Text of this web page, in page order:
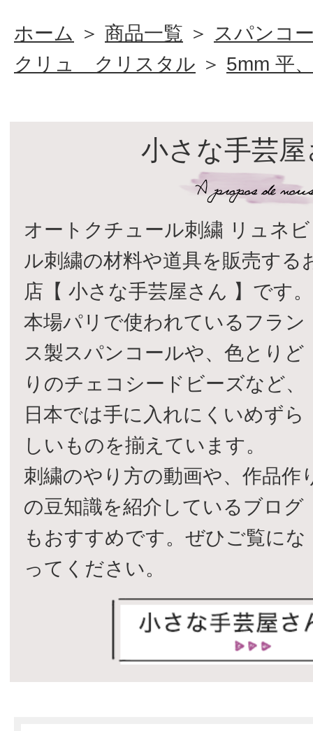
ホーム ＞ 商品一覧 ＞ スパンコ
クリュ クリスタル ＞ 5mm 平
小さな手芸
オートクチュール刺繍 リュネビ
ル刺繍の材料や道具を販売する
店【 小さな手芸屋さん 】です。
本場パリで使われているフラン
ス製スパンコールや、色とりど
りのチェコシードビーズなど、
日本では手に入れにくいめずら
しいものを揃えています。
刺繍のやり方の動画や、作品作
の豆知識を紹介しているブログ
もおすすめです。ぜひご覧にな
ってください。